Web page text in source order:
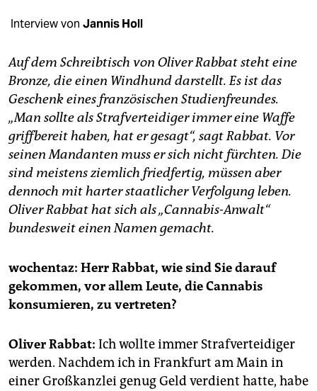
unterstützen
abo
genossenschaft
epaper login
Interview von Jannis Holl
Auf dem Schreibtisch von Oliver Rabbat steht eine
Bronze, die einen Windhund darstellt. Es ist das
Geschenk eines französischen Studienfreundes.
„Man sollte als Strafverteidiger immer eine Waffe
griffbereit haben, hat er gesagt“, sagt Rabbat. Vor
seinen Mandanten muss er sich nicht fürchten. Die
sind meistens ziemlich friedfertig, müssen aber
dennoch mit harter staatlicher Ver­folgung leben.
Oliver Rabbat hat sich als „Cannabis-Anwalt“
bundesweit einen Namen gemacht.
wochentaz: Herr Rabbat, wie sind Sie darauf
gekommen, vor allem Leute, die Cannabis
konsumieren, zu vertreten?
Oliver Rabbat: Ich wollte immer Strafverteidiger
werden. Nachdem ich in Frankfurt am Main in
einer Großkanzlei genug Geld verdient hatte, habe